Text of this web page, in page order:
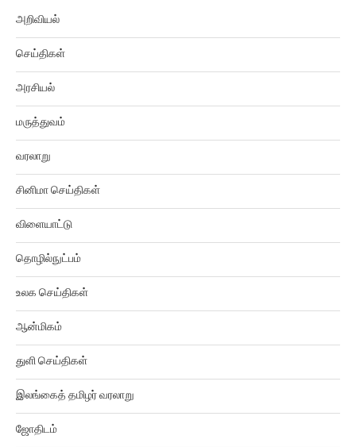
அறிவியல்
செய்திகள்
அரசியல்
மருத்துவம்
வரலாறு
சினிமா செய்திகள்
விளையாட்டு
தொழில்நுட்பம்
உலக செய்திகள்
ஆன்மிகம்
துளி செய்திகள்
இலங்கைத் தமிழர் வரலாறு
ஜோதிடம்